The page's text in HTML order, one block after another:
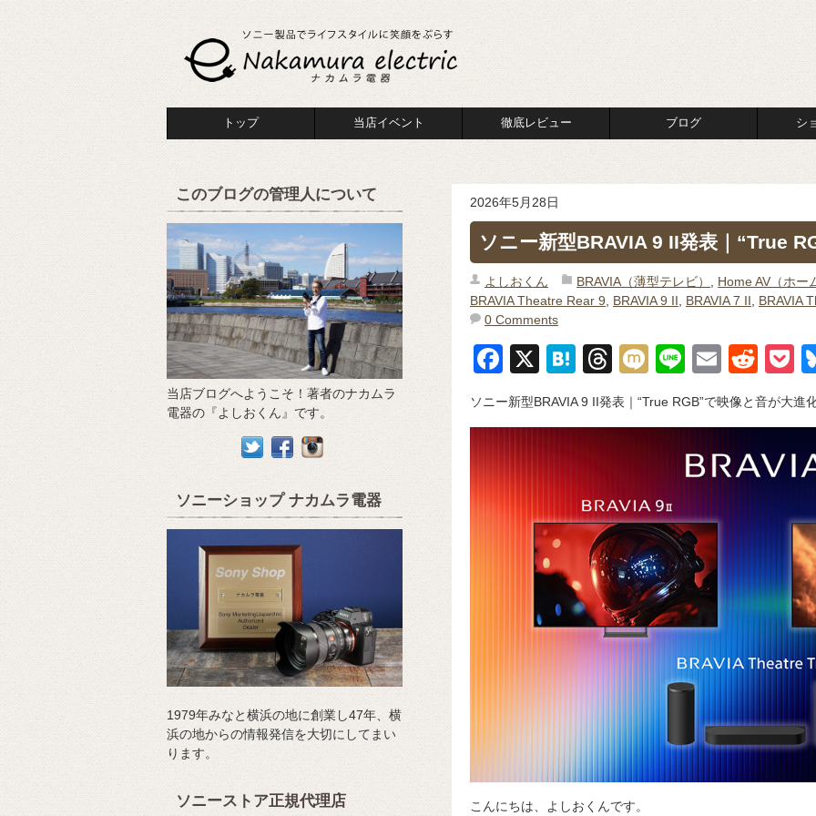
トップ 当店イベント 徹底レビュー ブログ シ
2026年5月28日
ソニー新型BRAVIA 9 II発表｜“True
よしおくん BRAVIA（薄型テレビ） Home AV（ホー
BRAVIA Theatre Rear 9
BRAVIA 9 II BRAVIA 7 II BRAVIA
0 Comments
F
a
c
e
b
o
X
H
e
n
a
T
hr
e
a
s
M
Li
e
E
m
ail
R
e
d
di
t
P
o
et
ソニー新型BRAVIA 9 II発表｜“True RGB”で映像と音が大進
こんにちは、よしおくんです。
このブログの管理人について
当店ブログへようこそ！著者のナカムラ
電器の『よしおくん』です。
ソニーショップ ナカムラ電器
1979年みなと横浜の地に創業し47年、横
浜の地からの情報発信を大切にしてまい
ります。
ソニーストア正規代理店